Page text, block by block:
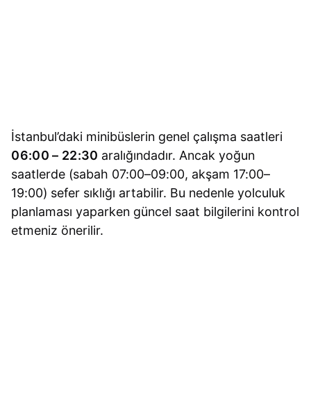
İstanbul’daki minibüslerin genel çalışma saatleri
06:00 – 22:30 aralığındadır. Ancak yoğun
saatlerde (sabah 07:00–09:00, akşam 17:00–
19:00) sefer sıklığı artabilir. Bu nedenle yolculuk
planlaması yaparken güncel saat bilgilerini kontrol
etmeniz önerilir.